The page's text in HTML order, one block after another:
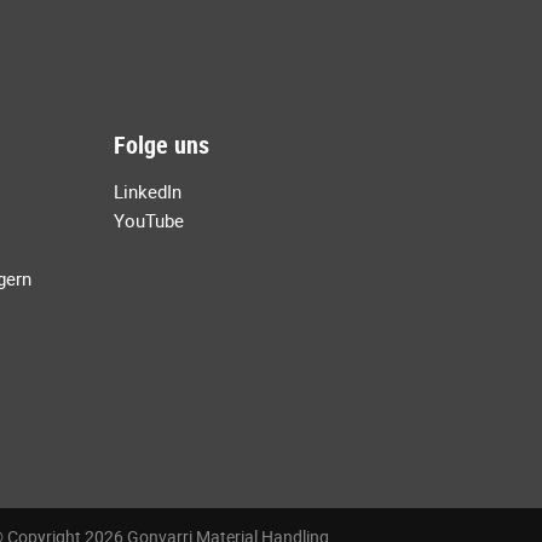
Folge uns
LinkedIn
YouTube
Copyright 2026 Gonvarri Material Handling